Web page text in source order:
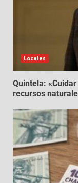
Locales
Quintela:
recursos